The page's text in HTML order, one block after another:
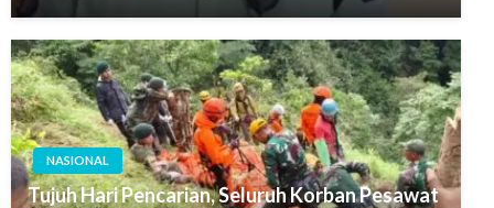
NASIONAL
Tujuh Hari Pencarian, Seluruh Korban Pesawat